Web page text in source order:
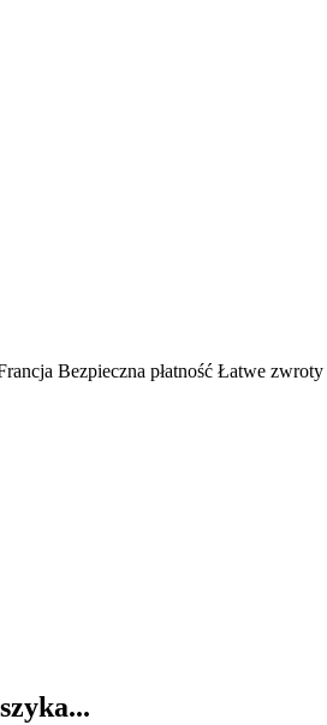
Bezpieczna płatność Łatwe zwroty